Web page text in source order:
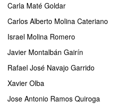
Carla Maté Goldar
Carlos Alberto Molina Cateriano
Israel Molina Romero
Javier Montalbán Gairín
Rafael José Navajo Garrido
Xavier Olba
Jose Antonio Ramos Quiroga